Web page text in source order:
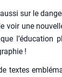
sur le
voir une
l’éducation
!
textes